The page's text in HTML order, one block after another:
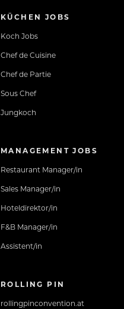
KÜCHEN JOBS
Koch Jobs
Chef de Cuisine
Chef de Partie
Sous Chef
Jungkoch
MANAGEMENT JOBS
Restaurant Manager/in
Sales Manager/in
Hoteldirektor/in
F&B Manager/in
Assistent/in
ROLLING PIN
rollingpinconvention.at